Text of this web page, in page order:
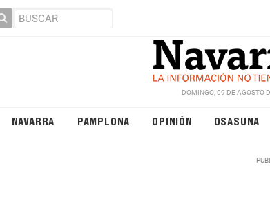
DOMINGO, 09 DE AGOSTO
NAVARRA PAMPLONA OPINIÓN OSASUNA